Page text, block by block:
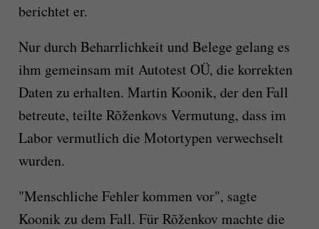
berichtet er.
Nur durch Beharrlichkeit und Belege gelang es
ihm gemeinsam mit Autotest OÜ, die korrekten
Daten zu erhalten. Martin Koonik, der den Fall
betreute, teilte Rõženkovs Vermutung, dass im
Labor vermutlich die Motortypen verwechselt
wurden.
"Menschliche Fehler kommen vor", sagte
Koonik zu dem Fall. Für Rõženkov machte die